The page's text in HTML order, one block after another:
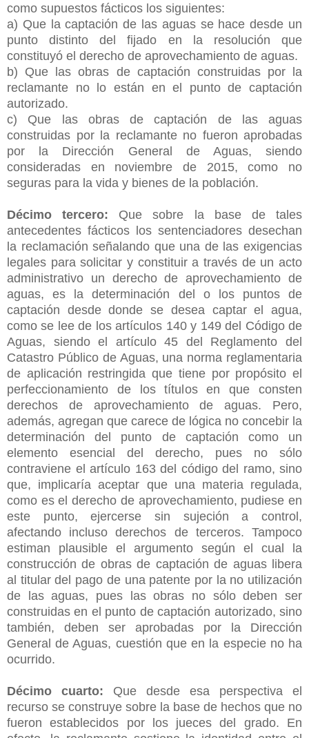
como supuestos fácticos los siguientes:
a) Que la captación de las aguas se hace desde un
punto distinto del fijado en la resolución que
constituyó el derecho de aprovechamiento de aguas.
b) Que las obras de captación construidas por la
reclamante no lo están en el punto de captación
autorizado.
c) Que las obras de captación de las aguas
construidas por la reclamante no fueron aprobadas
por la Dirección General de Aguas, siendo
consideradas en noviembre de 2015, como no
seguras para la vida y bienes de la población.
Décimo tercero: Que sobre la base de tales
antecedentes fácticos los sentenciadores desechan
la reclamación señalando que una de las exigencias
legales para solicitar y constituir a través de un acto
administrativo un derecho de aprovechamiento de
aguas, es la determinación del o los puntos de
captación desde donde se desea captar el agua,
como se lee de los artículos 140 y 149 del Código de
Aguas, siendo el artículo 45 del Reglamento del
Catastro Público de Aguas, una norma reglamentaria
de aplicación restringida que tiene por propósito el
perfeccionamiento de los títulos en que consten
derechos de aprovechamiento de aguas. Pero,
además, agregan que carece de lógica no concebir la
determinación del punto de captación como un
elemento esencial del derecho, pues no sólo
contraviene el artículo 163 del código del ramo, sino
que, implicaría aceptar que una materia regulada,
como es el derecho de aprovechamiento, pudiese en
este punto, ejercerse sin sujeción a control,
afectando incluso derechos de terceros. Tampoco
estiman plausible el argumento según el cual la
construcción de obras de captación de aguas libera
al titular del pago de una patente por la no utilización
de las aguas, pues las obras no sólo deben ser
construidas en el punto de captación autorizado, sino
también, deben ser aprobadas por la Dirección
General de Aguas, cuestión que en la especie no ha
ocurrido.
Décimo cuarto: Que desde esa perspectiva el
recurso se construye sobre la base de hechos que no
fueron establecidos por los jueces del grado. En